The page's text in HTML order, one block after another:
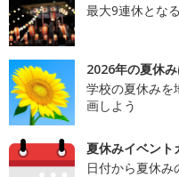
最大9連休とな
2026年の夏休
学校の夏休みを
画しよう
夏休みイベント
日付から夏休み